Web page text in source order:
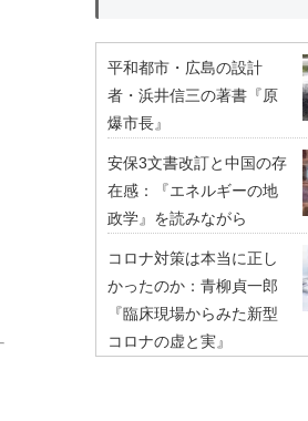
平和都市・広島の設計
者・浜井信三の著書『原
爆市長』
安保3文書改訂と中国の存
在感：『エネルギーの地
政学』を読みながら
コロナ対策は本当に正し
かったのか：青柳貞一郎
『臨床現場からみた新型
コロナの虚と実』